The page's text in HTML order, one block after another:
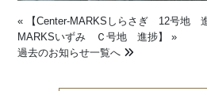
« 【Center-MARKSしらさぎ 12号地
MARKSいずみ Ｃ号地 進捗】
»
過去のお知らせ一覧へ